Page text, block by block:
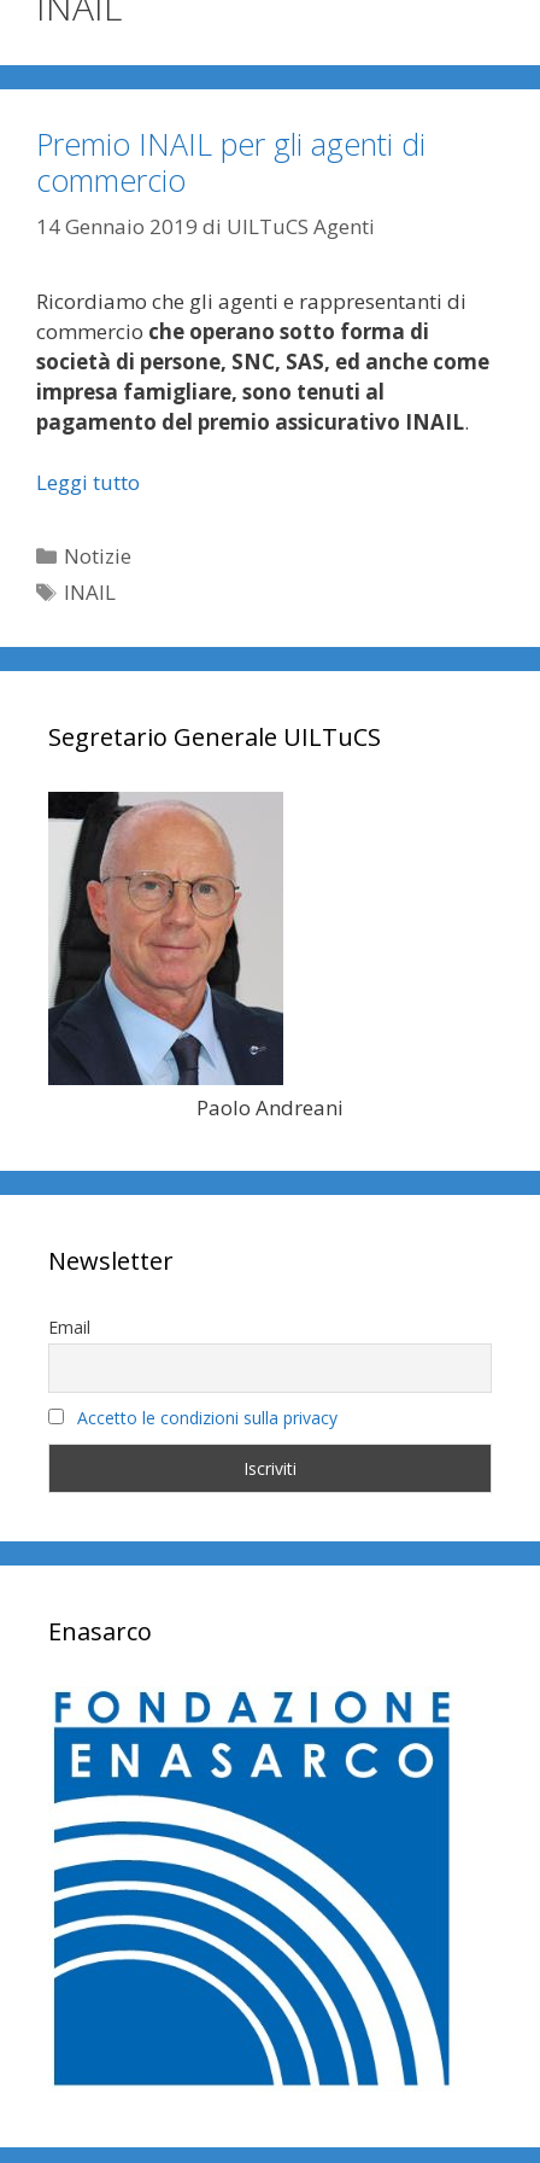
Premio INAIL per gli agenti di
commercio
14 Gennaio 2019 di UILTuCS Agenti
Ricordiamo che gli agenti e rappresentanti di
commercio che operano sotto forma di
società di persone, SNC, SAS, ed anche come
impresa famigliare, sono tenuti al
pagamento del premio assicurativo INAIL.
Leggi tutto
Categorie
Notizie
Tag
INAIL
Segretario Generale UILTuCS
Paolo Andreani
Newsletter
Email
Accetto le condizioni sulla privacy
Enasarco